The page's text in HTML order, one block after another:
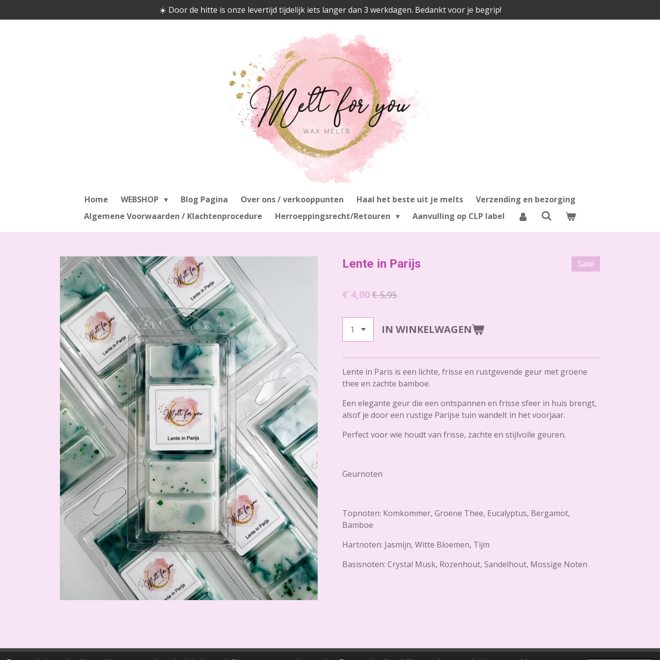
direct
☀️ Door de hitte is onze levertijd tijdelijk iets langer dan 3 werkdagen. Bedankt voor je begrip!
Home WEBSHOP Blog Pagina Over ons / verkooppunten Haal het beste uit je melts
Verzending en bezorging
Algemene Voorwaarden / Klachtenprocedure
Herroeppingsrecht/Retouren Aanvulling op CLP label
Lente in Parijs Sale!
€ 4,00€ 5,95
IN WINKELWAGEN
Lente in Paris is een lichte, frisse en rustgevende geur met groene
thee en zachte bamboe.
Een elegante geur die een ontspannen en frisse sfeer in huis brengt,
alsof je door een rustige Parijse tuin wandelt in het voorjaar.
Perfect voor wie houdt van frisse, zachte en stijlvolle geuren.
Geurnoten
Topnoten: Komkommer, Groene Thee, Eucalyptus, Bergamot,
Bamboe
Hartnoten: Jasmijn, Witte Bloemen, Tijm
Basisnoten: Crystal Musk, Rozenhout, Sandelhout, Mossige Noten